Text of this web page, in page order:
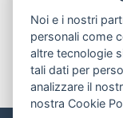
Noi e i nostri
personali come
altre tecnologie
tali dati per
analizzare il
nostra Cookie